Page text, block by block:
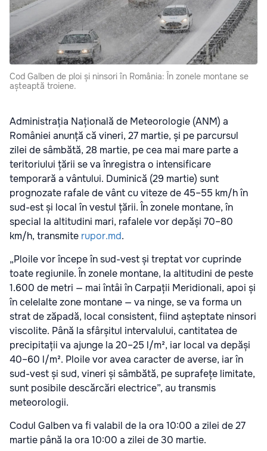
Cod Galben de ploi și ninsori în România: În zonele montane se
așteaptă troiene.
Administrația Națională de Meteorologie (ANM) a
României anunță că vineri, 27 martie, și pe parcursul
zilei de sâmbătă, 28 martie, pe cea mai mare parte a
teritoriului țării se va înregistra o intensificare
temporară a vântului. Duminică (29 martie) sunt
prognozate rafale de vânt cu viteze de 45–55 km/h în
sud-est și local în vestul țării. În zonele montane, în
special la altitudini mari, rafalele vor depăși 70–80
km/h, transmite rupor.md.
„Ploile vor începe în sud-vest și treptat vor cuprinde
toate regiunile. În zonele montane, la altitudini de peste
1.600 de metri — mai întâi în Carpații Meridionali, apoi și
în celelalte zone montane — va ninge, se va forma un
strat de zăpadă, local consistent, fiind așteptate ninsori
viscolite. Până la sfârșitul intervalului, cantitatea de
precipitații va ajunge la 20–25 l/m², iar local va depăși
40–60 l/m². Ploile vor avea caracter de averse, iar în
sud-vest și sud, vineri și sâmbătă, pe suprafețe limitate,
sunt posibile descărcări electrice”, au transmis
meteorologii.
Codul Galben va fi valabil de la ora 10:00 a zilei de 27
martie până la ora 10:00 a zilei de 30 martie.